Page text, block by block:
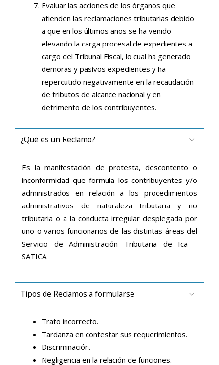
Evaluar las acciones de los órganos que
atienden las reclamaciones tributarias debido
a que en los últimos años se ha venido
elevando la carga procesal de expedientes a
cargo del Tribunal Fiscal, lo cual ha generado
demoras y pasivos expedientes y ha
repercutido negativamente en la recaudación
de tributos de alcance nacional y en
detrimento de los contribuyentes.
¿Qué es un Reclamo?
Es la manifestación de protesta, descontento o
inconformidad que formula los contribuyentes y/o
administrados en relación a los procedimientos
administrativos de naturaleza tributaria y no
tributaria o a la conducta irregular desplegada por
uno o varios funcionarios de las distintas áreas del
Servicio de Administración Tributaria de Ica -
SATICA.
Tipos de Reclamos a formularse
Trato incorrecto.
Tardanza en contestar sus requerimientos.
Discriminación.
Negligencia en la relación de funciones.